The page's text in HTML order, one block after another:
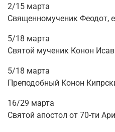
2/15 марта
Священномученик Феодот,
5/18 марта
Святой мученик Конон
5/18 марта
Преподобный Конон
16/29 марта
Святой апостол от 70-ти